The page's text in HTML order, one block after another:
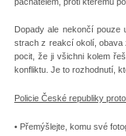
Dopady ale nekončí
strach z reakcí okolí, obava
pocit, že ji všichni kolem
konfliktu. Je to rozhodnutí,
Policie České republiky
• Přemýšlejte, komu své